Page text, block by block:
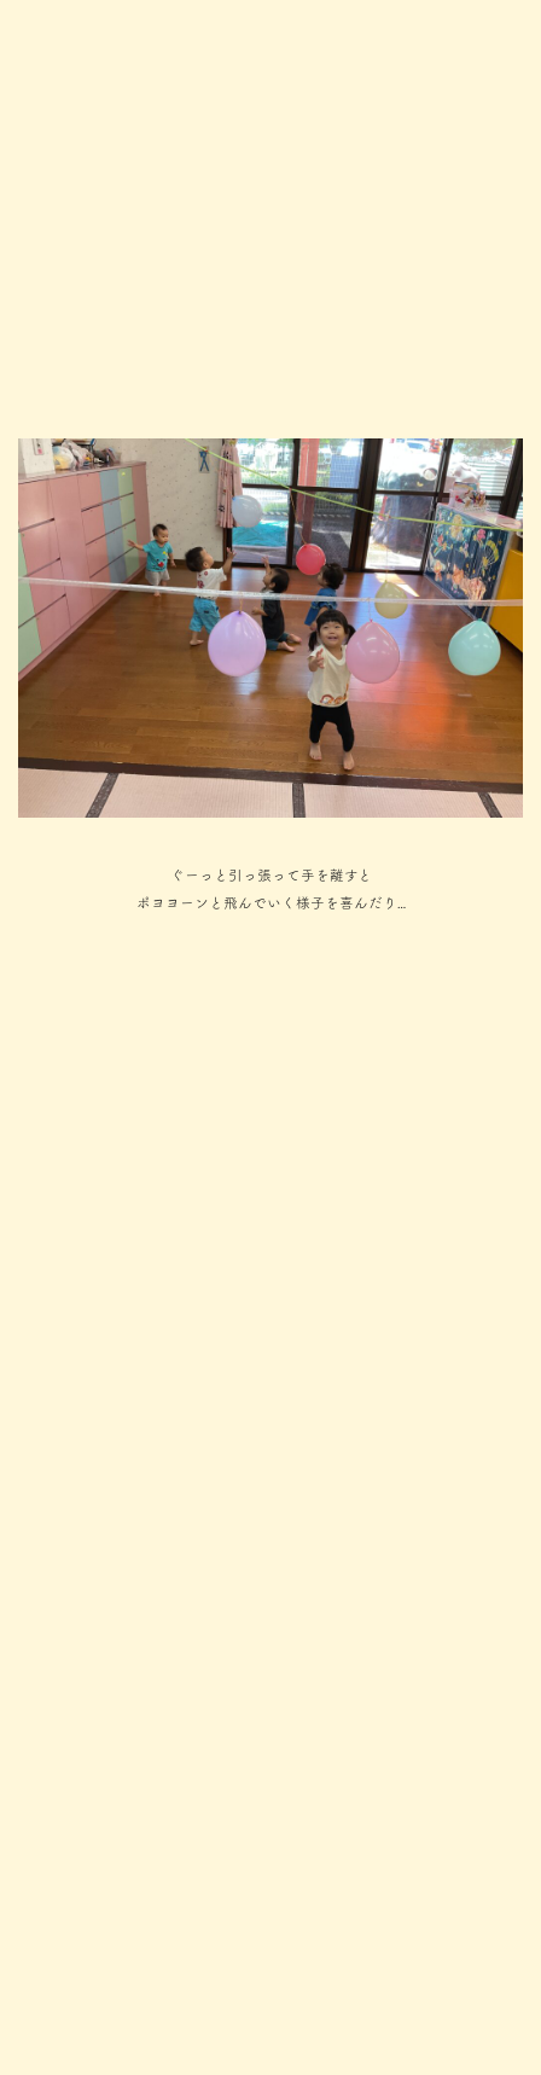
ぐーっと引っ張って手を離すと
ポヨヨーンと飛んでいく様子を喜んだり…